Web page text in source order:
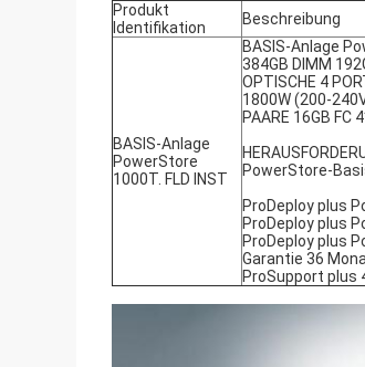
Produkt
Identifikation
Beschreibung
BASIS-Anlage
PowerStore
1000T. FLD INST
BASIS-Anlage
384GB DIMM
OPTISCHE 4
1800W (200-
PAARE 16GB FC
PowerStore-
ProDeploy plus
ProDeploy plus
ProDeploy plus
Garantie 36
ProSupport plus